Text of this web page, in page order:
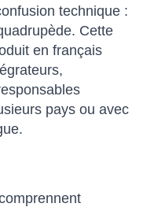
technique :
Cette
en français
pays ou avec